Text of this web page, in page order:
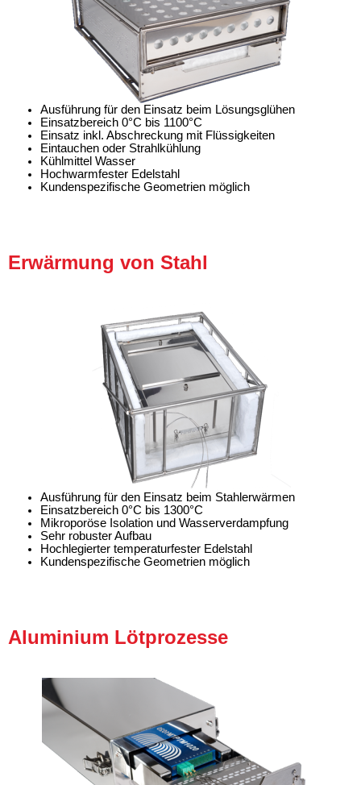
Ausführung für den Einsatz beim Lösungsglühen
Einsatzbereich 0°C bis 1100°C
Einsatz inkl. Abschreckung mit Flüssigkeiten
Eintauchen oder Strahlkühlung
Kühlmittel Wasser
Hochwarmfester Edelstahl
Kundenspezifische Geometrien möglich
Erwärmung von Stahl
Ausführung für den Einsatz beim Stahlerwärmen
Einsatzbereich 0°C bis 1300°C
Mikroporöse Isolation und Wasserverdampfung
Sehr robuster Aufbau
Hochlegierter temperaturfester Edelstahl
Kundenspezifische Geometrien möglich
Aluminium Lötprozesse